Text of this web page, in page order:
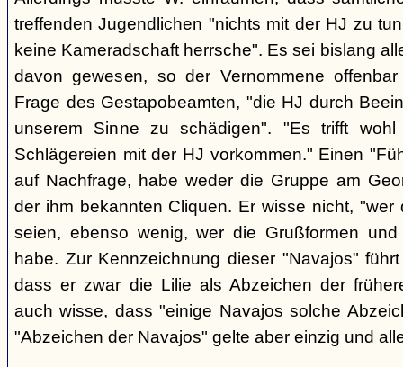
treffenden Jugendlichen "nichts mit der HJ zu
keine Kameradschaft herrsche". Es sei bislang
davon gewesen, so der Vernommene
Frage des Gestapobeamten, "die HJ durch
unserem Sinne zu schädigen". "Es trifft
Schlägereien mit der HJ vorkommen." Einen
auf Nachfrage, habe weder die Gruppe am
der ihm bekannten Cliquen. Er wisse nicht, "wer
seien, ebenso wenig, wer die Grußformen
habe. Zur Kennzeichnung dieser "Navajos"
dass er zwar die Lilie als Abzeichen der
auch wisse, dass "einige Navajos solche
"Abzeichen der Navajos" gelte aber einzig und